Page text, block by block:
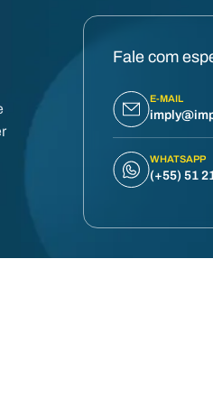
Fale com
E-MAIL
WHATSAPP
(+55) 51